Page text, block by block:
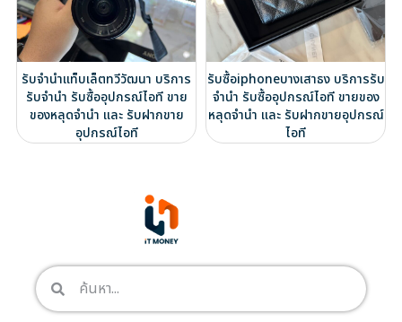
รับจำนำแท็บเล็ตทวีวัฒนา บริการ
รับจำนำ รับซื้ออุปกรณ์ไอที ขาย
ของหลุดจำนำ และ รับฝากขาย
อุปกรณ์ไอที
รับซื้อiphoneบางเสาธง บริการรับ
จำนำ รับซื้ออุปกรณ์ไอที ขายของ
หลุดจำนำ และ รับฝากขายอุปกรณ์
ไอที